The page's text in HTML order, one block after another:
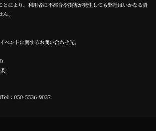
とにより、利用者に不都合や損害が発生しても弊社はいかなる責
。
ベントに関するお問い合わせ先。
： 050-5536-9037